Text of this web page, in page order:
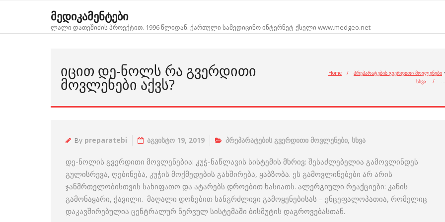
მედიკამენტები
ლალი დათეშიძის პროექტით. 1996 წლიდან. ქართული სამედიცინო ინტერნეტ-ქსელი www.medgeo.net
ᲘᲪᲘᲗ ᲓᲔ-ᲜᲝᲚᲡ ᲠᲐ ᲒᲕᲔᲠᲓᲘᲗᲘ
ᲛᲝᲕᲚᲔᲜᲔᲑᲘ ᲐᲥᲕᲡ?
Home / პრეპარატების გვერდითი მოვლენები •
სხვა
/ …
By preparatebi აგვისტო 19, 2019 პრეპარატების გვერდითი მოვლენები, სხვა
დე-ნოლის გვერდითი მოვლენებია: კუჭ-ნაწლავის სისტემის მხრივ: შესაძლებელია გამოვლინდეს
გულისრევა, ღებინება, კუჭის მოქმედების გახშირება, ყაბზობა. ეს გამოვლინებები არ არის
ჯანმრთელობისთვის სახიფათო და ატარებს დროებით ხასიათს. ალერგიული რეაქციები: კანის
გამონაყარი, ქავილი. მაღალი დოზებით ხანგრძლივი გამოყენებისას – ენცეფალოპათია, რომელიც
დაკავშირებულია ცენტრალურ ნერვულ სისტემაში ბისმუტის დაგროვებასთან.